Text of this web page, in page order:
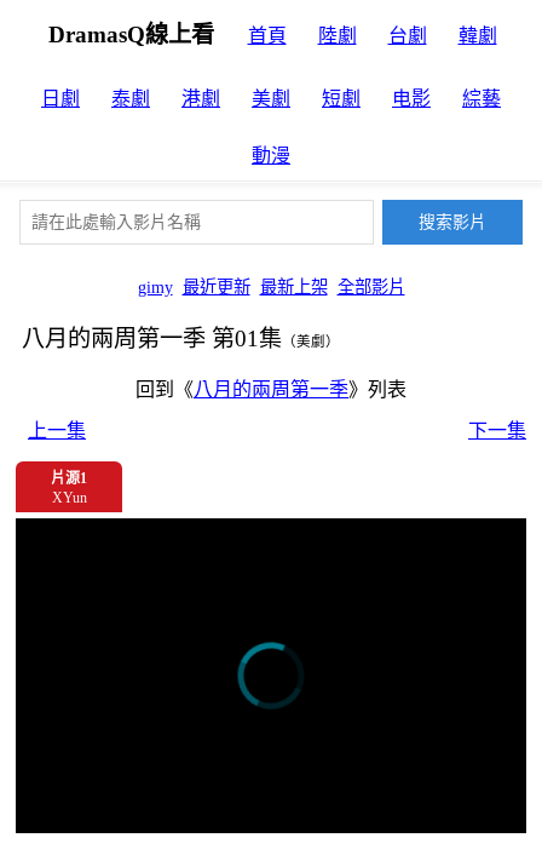
DramasQ線上看 首頁 陸劇 台劇 韓劇
日劇 泰劇 港劇 美劇 短劇 电影 綜藝
動漫
gimy 最近更新 最新上架 全部影片
八月的兩周第一季 第01集 （美劇）
回到《八月的兩周第一季》列表
上一集
下一集
片源1
XYun